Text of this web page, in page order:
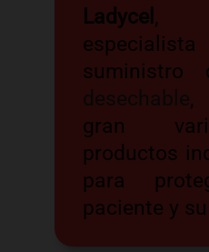
Ladycel ,
suministro
desechable,
gran
productos
para
paciente y